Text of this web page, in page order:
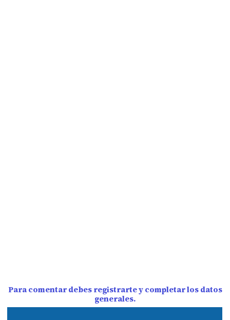
Para comentar debes registrarte y completar los datos
generales.